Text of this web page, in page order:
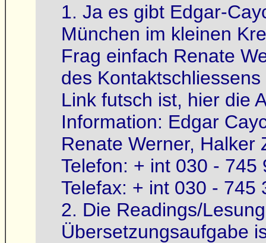
1. Ja es gibt Edgar-
München im kleinen
Frag einfach Renate
des
Link futsch ist, hier die
Information: Edgar
Renate Werner, Halker
Telefon: + int 030 - 745
Telefax: + int 030 - 745
2. Die Readings/
Übersetzungsaufgabe